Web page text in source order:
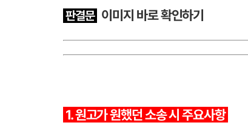
판결문 이미지 바로 확인하기
1. 원고가 원했던 소송 시 주요사항